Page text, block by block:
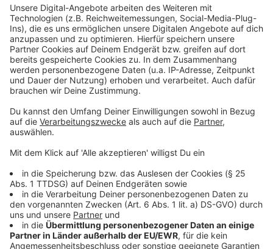
Bauchspeck ebenfalls fein würfeln. Die Butter in
einem Topf erhitzen und die Zwiebel darin mit
dem Speck goldbraun anrösten. Das Fleisch
dazugeben und weiterrösten, den Knoblauch und
das Paprikapulver hinzufügen und ebenfalls kurz
mitschwitzen. Mit dem Geflügelfond ablöschen
und mit Meersalz, Pfeffer und den Gewürzen
abschmecken. Aufkochen, das Sauerkraut
hinzufügen und das Ganze etwa 1 ½ Stunden auf
kleiner Flamme köcheln, bis das Fleisch zart ist
und das Gulasch die perfekte Konsistenz hat. Die
Paprika waschen, halbieren, entkernen und ohne
Stielansatz in kleine Würfel schneiden. 30 Minuten
vor Ende der Garzeit unter das Gulasch mischen
und mitgaren.
Das Bauernbrot kurz vor dem Servieren leicht
knusprig grillen.